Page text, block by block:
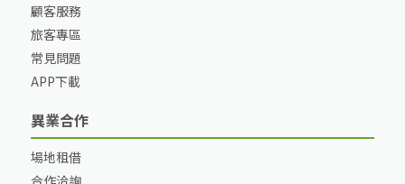
顧客服務
旅客專區
常見問題
APP下載
異業合作
場地租借
合作洽詢